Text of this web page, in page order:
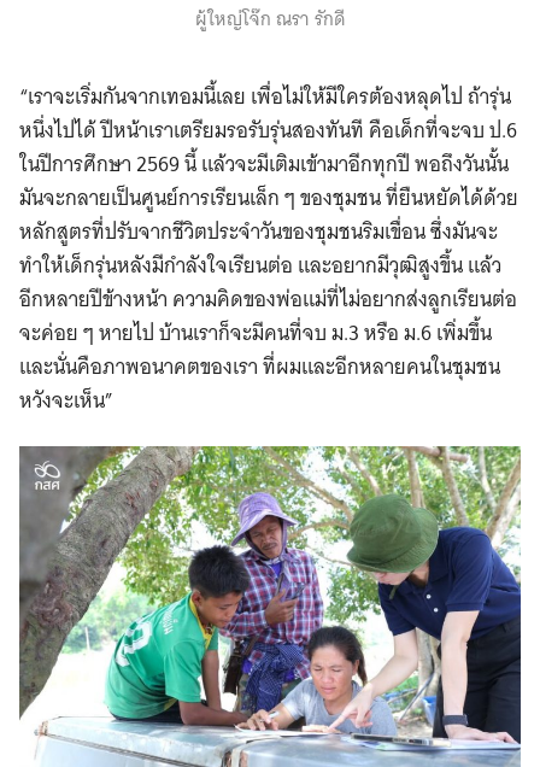
ผู้ใหญ่โจ๊ก ณรา รักดี
“เราจะเริ่มกันจากเทอมนี้เลย เพื่อไม่ให้มีใครต้องหลุดไป ถ้ารุ่น
หนึ่งไปได้ ปีหน้าเราเตรียมรอรับรุ่นสองทันที คือเด็กที่จะจบ ป.6
ในปีการศึกษา 2569 นี้ แล้วจะมีเติมเข้ามาอีกทุกปี พอถึงวันนั้น
มันจะกลายเป็นศูนย์การเรียนเล็ก ๆ ของชุมชน ที่ยืนหยัดได้ด้วย
หลักสูตรที่ปรับจากชีวิตประจำวันของชุมชนริมเขื่อน ซึ่งมันจะ
ทำให้เด็กรุ่นหลังมีกำลังใจเรียนต่อ และอยากมีวุฒิสูงขึ้น แล้ว
อีกหลายปีข้างหน้า ความคิดของพ่อแม่ที่ไม่อยากส่งลูกเรียนต่อ
จะค่อย ๆ หายไป บ้านเราก็จะมีคนที่จบ ม.3 หรือ ม.6 เพิ่มขึ้น
และนั่นคือภาพอนาคตของเรา ที่ผมและอีกหลายคนในชุมชน
หวังจะเห็น”